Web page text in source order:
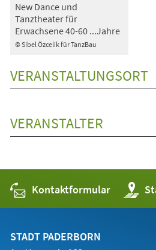
© Sibel Özcelik für TanzBau
New Dance und
Tanztheater für
Erwachsene 40-60 ...Jahre
VERANSTALTUNGSORT
VERANSTALTER
Kontaktformular (Öffnet
in
einem
STADT PADERBORN